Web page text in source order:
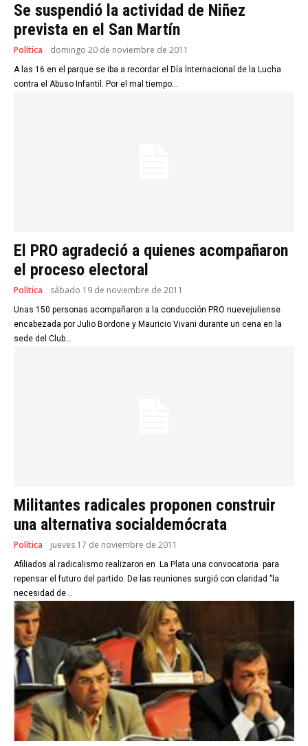
Se suspendió la actividad de Niñez
prevista en el San Martín
Política domingo 20 de noviembre de 2011
A las 16 en el parque se iba a recordar el Día lnternacional de la Lucha
contra el Abuso Infantil. Por el mal tiempo...
El PRO agradeció a quienes acompañaron
el proceso electoral
Política sábado 19 de noviembre de 2011
Unas 150 personas acompañaron a la conducción PRO nuevejuliense
encabezada por Julio Bordone y Mauricio Vivani durante un cena en la
sede del Club...
Militantes radicales proponen construir
una alternativa socialdemócrata
Política jueves 17 de noviembre de 2011
Afiliados al radicalismo realizaron en La Plata una convocatoria para
repensar el futuro del partido. De las reuniones surgió con claridad "la
necesidad de...